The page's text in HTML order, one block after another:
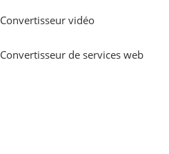
Convertisseur vidéo
Convertisseur de services web